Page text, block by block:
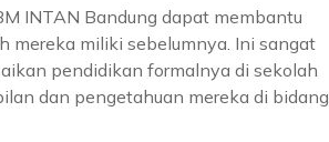
INTAN Bandung dapat membantu
mereka miliki sebelumnya. Ini sangat
pendidikan formalnya di sekolah
dan pengetahuan mereka di bidang